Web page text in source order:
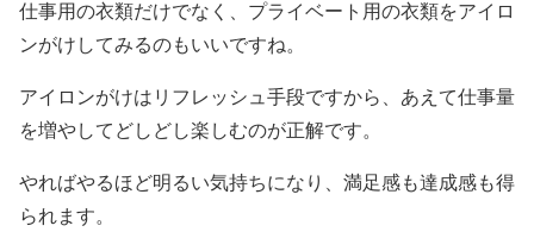
仕事用の衣類だけでなく、プライベート用の衣類をアイロ
ンがけしてみるのもいいですね。
アイロンがけはリフレッシュ手段ですから、あえて仕事量
を増やしてどしどし楽しむのが正解です。
やればやるほど明るい気持ちになり、満足感も達成感も得
られます。